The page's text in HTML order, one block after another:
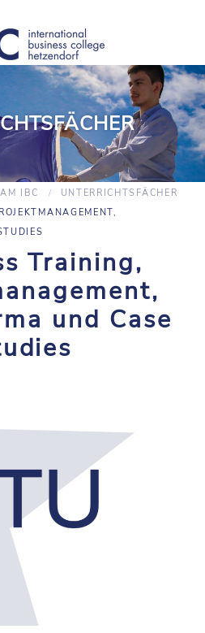
IBC
UNTERRICHTSFÄCHER
Training,
und Case